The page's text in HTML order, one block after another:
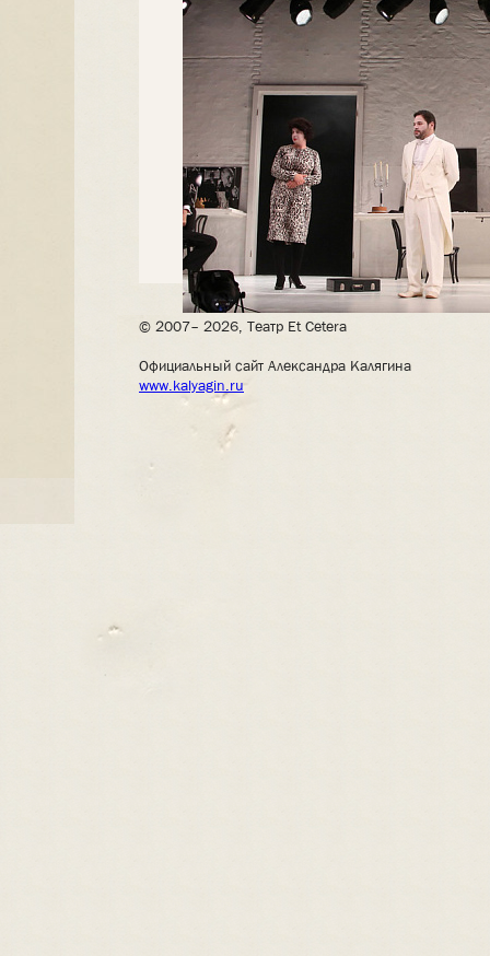
© 2007– 2026, Театр Et Cetera
Официальный сайт Александра Калягина
www.kalyagin.ru